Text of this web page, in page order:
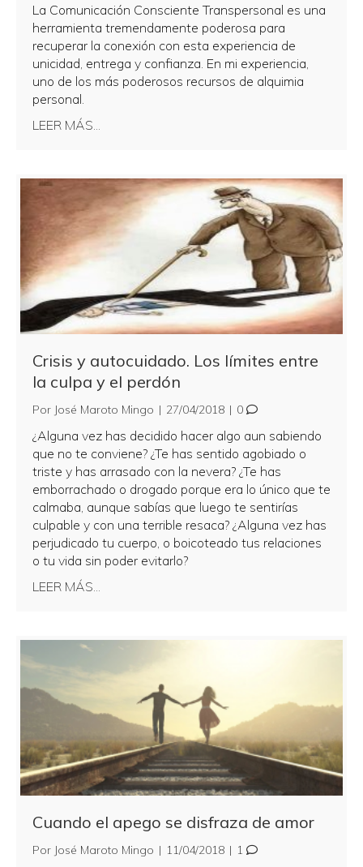
La Comunicación Consciente Transpersonal es una
herramienta tremendamente poderosa para
recuperar la conexión con esta experiencia de
unicidad, entrega y confianza. En mi experiencia,
uno de los más poderosos recursos de alquimia
personal.
LEER MÁS...
Crisis y autocuidado. Los límites entre
la culpa y el perdón
Por José Maroto Mingo | 27/04/2018 | 0
¿Alguna vez has decidido hacer algo aun sabiendo
que no te conviene? ¿Te has sentido agobiado o
triste y has arrasado con la nevera? ¿Te has
emborrachado o drogado porque era lo único que te
calmaba, aunque sabías que luego te sentirías
culpable y con una terrible resaca? ¿Alguna vez has
perjudicado tu cuerpo, o boicoteado tus relaciones
o tu vida sin poder evitarlo?
LEER MÁS...
Cuando el apego se disfraza de amor
Por José Maroto Mingo | 11/04/2018 | 1